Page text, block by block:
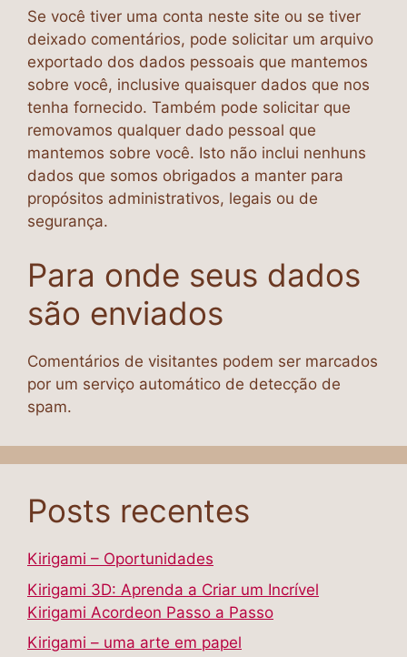
Se você tiver uma conta neste site ou se tiver
deixado comentários, pode solicitar um arquivo
exportado dos dados pessoais que mantemos
sobre você, inclusive quaisquer dados que nos
tenha fornecido. Também pode solicitar que
removamos qualquer dado pessoal que
mantemos sobre você. Isto não inclui nenhuns
dados que somos obrigados a manter para
propósitos administrativos, legais ou de
segurança.
Para onde seus dados
são enviados
Comentários de visitantes podem ser marcados
por um serviço automático de detecção de
spam.
Posts recentes
Kirigami – Oportunidades
Kirigami 3D: Aprenda a Criar um Incrível
Kirigami Acordeon Passo a Passo
Kirigami – uma arte em papel